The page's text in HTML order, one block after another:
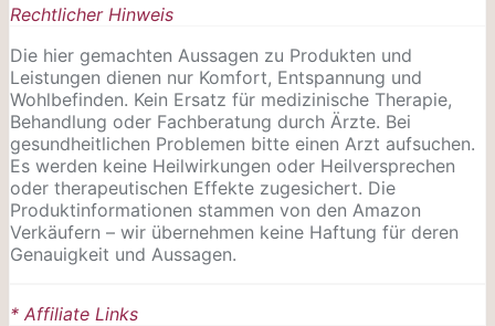
Rechtlicher Hinweis
Die hier gemachten Aussagen zu Produkten und
Leistungen dienen nur Komfort, Entspannung und
Wohlbefinden. Kein Ersatz für medizinische Therapie,
Behandlung oder Fachberatung durch Ärzte. Bei
gesundheitlichen Problemen bitte einen Arzt aufsuchen.
Es werden keine Heilwirkungen oder Heilversprechen
oder therapeutischen Effekte zugesichert. Die
Produktinformationen stammen von den Amazon
Verkäufern – wir übernehmen keine Haftung für deren
Genauigkeit und Aussagen.
* Affiliate Links